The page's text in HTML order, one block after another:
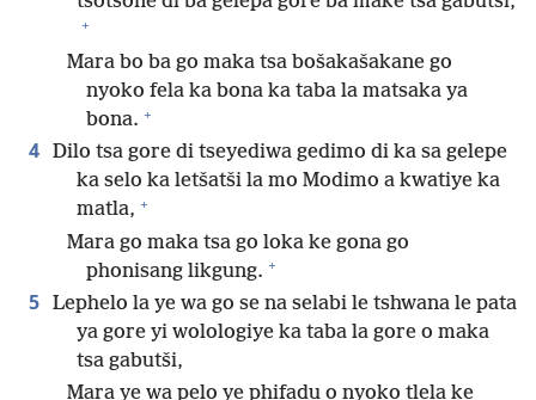
+
Mara bo ba go maka tsa bošakašakane go
nyoko fela ka bona ka taba la matsaka ya
bona. +
4 Dilo tsa gore di tseyediwa gedimo di ka sa gelepe
ka selo ka letšatši la mo Modimo a kwatiye ka
matla, +
Mara go maka tsa go loka ke gona go
phonisang likgung. +
5 Lephelo la ye wa go se na selabi le tshwana le pata
ya gore yi wolologiye ka taba la gore o maka
tsa gabutši,
Mara ye wa pelo ye phifadu o nyoko tlela ke